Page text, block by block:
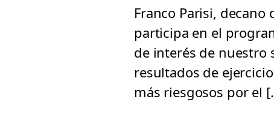
Franco Parisi, decano
participa en el
de interés de nuestro
resultados de
más riesgosos por el